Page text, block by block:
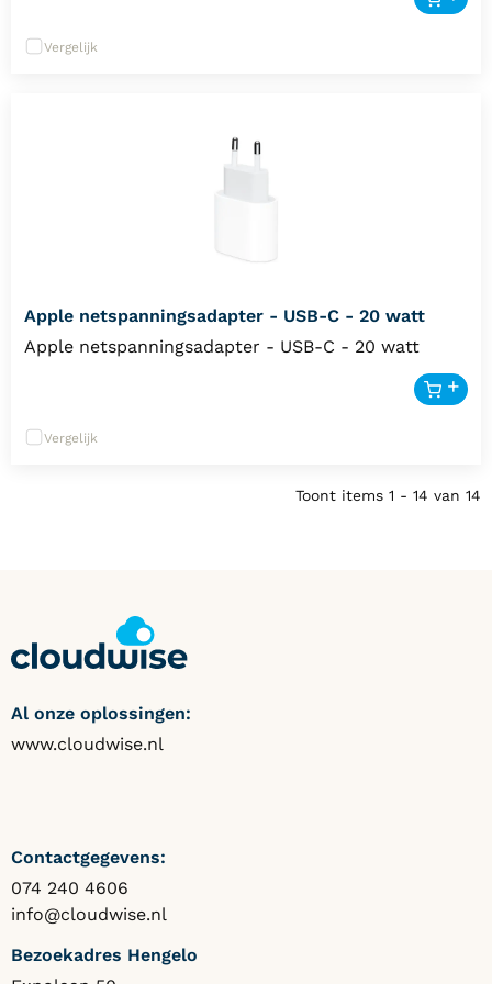
Vergelijk
Apple netspanningsadapter - USB-C - 20 watt
Apple netspanningsadapter - USB-C - 20 watt
Vergelijk
Toont items 1 - 14 van 14
Al onze oplossingen:
www.cloudwise.nl
Contactgegevens:
074 240 4606
info@cloudwise.nl
Bezoekadres Hengelo